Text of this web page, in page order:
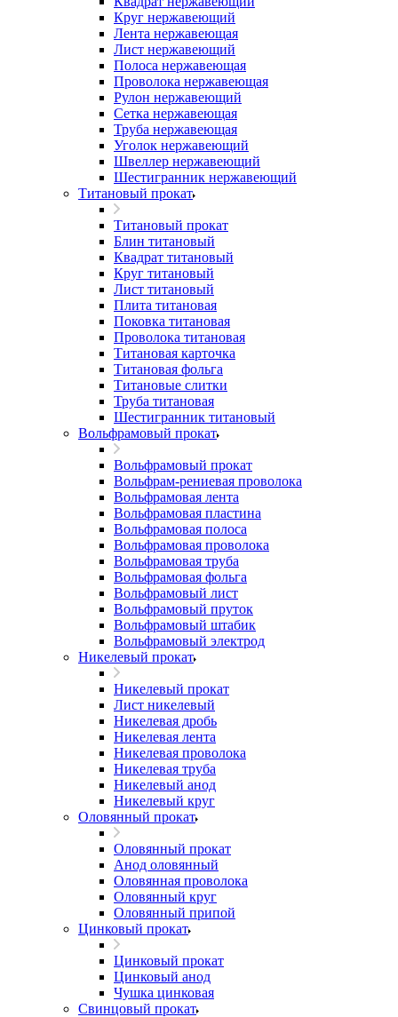
Круг нержавеющий
Лента нержавеющая
Лист нержавеющий
Полоса нержавеющая
Проволока нержавеющая
Рулон нержавеющий
Сетка нержавеющая
Труба нержавеющая
Уголок нержавеющий
Швеллер нержавеющий
Шестигранник нержавеющий
Титановый прокат
Титановый прокат
Блин титановый
Квадрат титановый
Круг титановый
Лист титановый
Плита титановая
Поковка титановая
Проволока титановая
Титановая карточка
Титановая фольга
Титановые слитки
Труба титановая
Шестигранник титановый
Вольфрамовый прокат
Вольфрамовый прокат
Вольфрам-рениевая проволока
Вольфрамовая лента
Вольфрамовая пластина
Вольфрамовая полоса
Вольфрамовая проволока
Вольфрамовая труба
Вольфрамовая фольга
Вольфрамовый лист
Вольфрамовый пруток
Вольфрамовый штабик
Вольфрамовый электрод
Никелевый прокат
Никелевый прокат
Лист никелевый
Никелевая дробь
Никелевая лента
Никелевая проволока
Никелевая труба
Никелевый анод
Никелевый круг
Оловянный прокат
Оловянный прокат
Анод оловянный
Оловянная проволока
Оловянный круг
Оловянный припой
Цинковый прокат
Цинковый прокат
Цинковый анод
Чушка цинковая
Свинцовый прокат